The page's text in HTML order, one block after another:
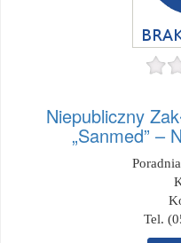
Niepubliczny
„Sanmed” –
Tel.